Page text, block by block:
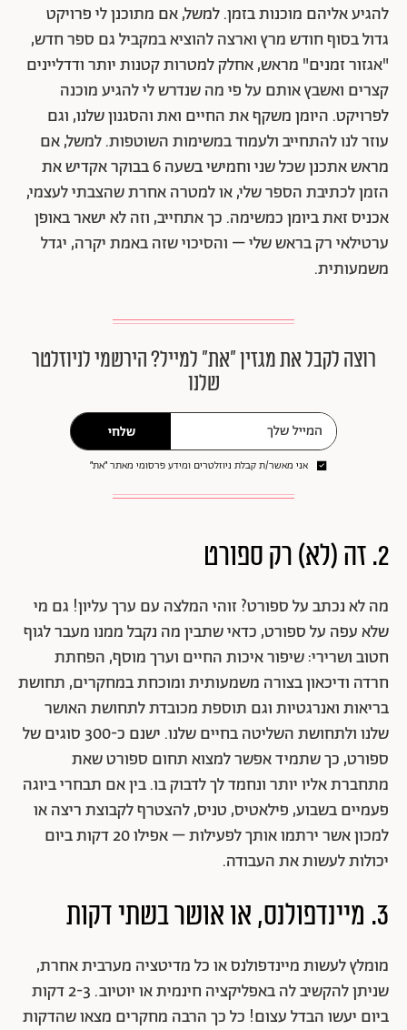
להגיע אליהם מוכנות בזמן. למשל, אם מתוכנן לי פרויקט
גדול בסוף חודש מרץ וארצה להוציא במקביל גם ספר חדש,
"אגזור זמנים" מראש, אחלק למטרות קטנות יותר ודדליינים
קצרים ואשבץ אותם על פי מה שנדרש לי להגיע מוכנה
לפרויקט. היומן משקף את החיים ואת והסגנון שלנו, וגם
עוזר לנו להתחייב ולעמוד במשימות השוטפות. למשל, אם
מראש אתכנן שכל שני וחמישי בשעה 6 בבוקר אקדיש את
הזמן לכתיבת הספר שלי, או למטרה אחרת שהצבתי לעצמי,
אכניס זאת ביומן כמשימה. כך אתחייב, וזה לא ישאר באופן
ערטילאי רק בראש שלי – והסיכוי שזה באמת יקרה, יגדל
משמעותית.
רוצה לקבל את מגזין ״את״ למייל? הירשמי לניוזלטר
שלנו
שלחי
אני מאשר/ת קבלת ניוזלטרים ומידע פרסומי מאתר ״את״
2. זה (לא) רק ספורט
מה לא נכתב על ספורט? זוהי המלצה עם ערך עליון! גם מי
שלא עפה על ספורט, כדאי שתבין מה נקבל ממנו מעבר לגוף
חטוב ושרירי: שיפור איכות החיים וערך מוסף, הפחתת
חרדה ודיכאון בצורה משמעותית ומוכחת במחקרים, תחושת
בריאות ואנרגטיות וגם תוספת מכובדת לתחושת האושר
שלנו ולתחושת השליטה בחיים שלנו. ישנם כ-300 סוגים של
ספורט, כך שתמיד אפשר למצוא תחום ספורט שאת
מתחברת אליו יותר ונחמד לך לדבוק בו. בין אם תבחרי ביוגה
פעמיים בשבוע, פילאטיס, טניס, להצטרף לקבוצת ריצה או
למכון אשר ירתמו אותך לפעילות – אפילו 20 דקות ביום
יכולות לעשות את העבודה.
3. מיינדפולנס, או אושר בשתי דקות
מומלץ לעשות מיינדפולנס או כל מדיטציה מערבית אחרת,
שניתן להקשיב לה באפליקציה חינמית או יוטיוב. 2-3 דקות
ביום יעשו הבדל עצום! כל כך הרבה מחקרים מצאו שהדקות